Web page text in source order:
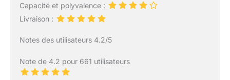
Capacité et polyvalence :
Livraison :
Notes des utilisateurs 4.2/5
Note de 4.2 pour 661 utilisateurs